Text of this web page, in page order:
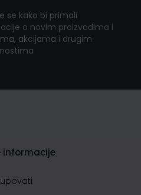
se kako bi primali
o novim proizvodima i
akcijama i drugim
informacije